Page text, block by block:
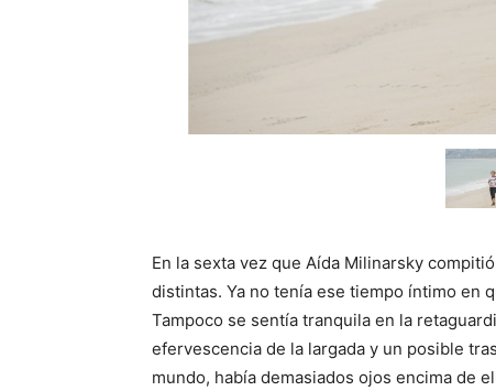
En la sexta vez que Aída Milinarsky
distintas. Ya no tenía ese tiempo íntimo en
Tampoco se sentía tranquila en la
efervescencia de la largada y un posible
mundo, había demasiados ojos encima de